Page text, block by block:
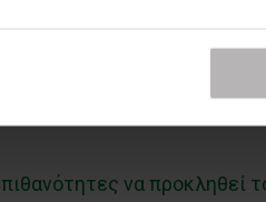
φυτικές ίνες,
διατροφής δεν
πιθανότητες να